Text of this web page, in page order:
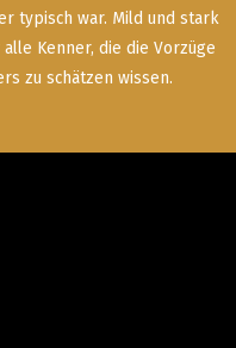
typisch war. Mild und stark
Kenner, die die Vorzüge
zu schätzen wissen.